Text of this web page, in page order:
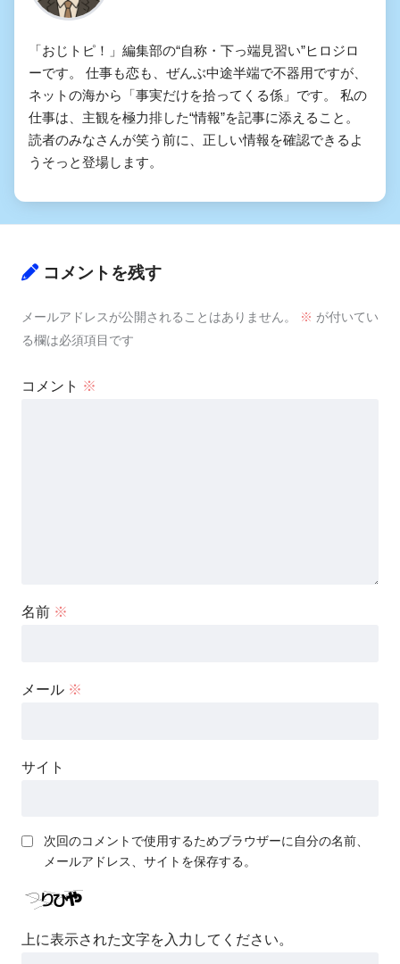
「おじトピ！」編集部の“自称・下っ端見習い”ヒロジロ
ーです。 仕事も恋も、ぜんぶ中途半端で不器用ですが、
ネットの海から「事実だけを拾ってくる係」です。 私の
仕事は、主観を極力排した“情報”を記事に添えること。
読者のみなさんが笑う前に、正しい情報を確認できるよ
うそっと登場します。
コメントを残す
メールアドレスが公開されることはありません。 ※ が付いてい
る欄は必須項目です
コメント ※
名前 ※
メール ※
サイト
次回のコメントで使用するためブラウザーに自分の名前、
メールアドレス、サイトを保存する。
上に表示された文字を入力してください。